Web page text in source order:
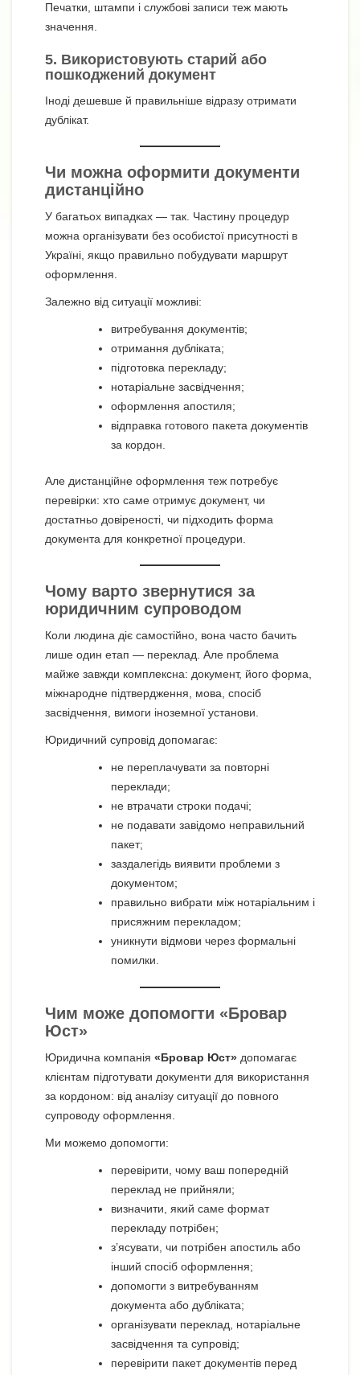
Печатки, штампи і службові записи теж мають
значення.
5. Використовують старий або
пошкоджений документ
Іноді дешевше й правильніше відразу отримати
дублікат.
Чи можна оформити документи
дистанційно
У багатьох випадках — так. Частину процедур
можна організувати без особистої присутності в
Україні, якщо правильно побудувати маршрут
оформлення.
Залежно від ситуації можливі:
витребування документів;
отримання дубліката;
підготовка перекладу;
нотаріальне засвідчення;
оформлення апостиля;
відправка готового пакета документів
за кордон.
Але дистанційне оформлення теж потребує
перевірки: хто саме отримує документ, чи
достатньо довіреності, чи підходить форма
документа для конкретної процедури.
Чому варто звернутися за
юридичним супроводом
Коли людина діє самостійно, вона часто бачить
лише один етап — переклад. Але проблема
майже завжди комплексна: документ, його форма,
міжнародне підтвердження, мова, спосіб
засвідчення, вимоги іноземної установи.
Юридичний супровід допомагає:
не переплачувати за повторні
переклади;
не втрачати строки подачі;
не подавати завідомо неправильний
пакет;
заздалегідь виявити проблеми з
документом;
правильно вибрати між нотаріальним і
присяжним перекладом;
уникнути відмови через формальні
помилки.
Чим може допомогти «Бровар
Юст»
Юридична компанія «Бровар Юст» допомагає
клієнтам підготувати документи для використання
за кордоном: від аналізу ситуації до повного
супроводу оформлення.
Ми можемо допомогти:
перевірити, чому ваш попередній
переклад не прийняли;
визначити, який саме формат
перекладу потрібен;
з’ясувати, чи потрібен апостиль або
інший спосіб оформлення;
допомогти з витребуванням
документа або дубліката;
організувати переклад, нотаріальне
засвідчення та супровід;
перевірити пакет документів перед